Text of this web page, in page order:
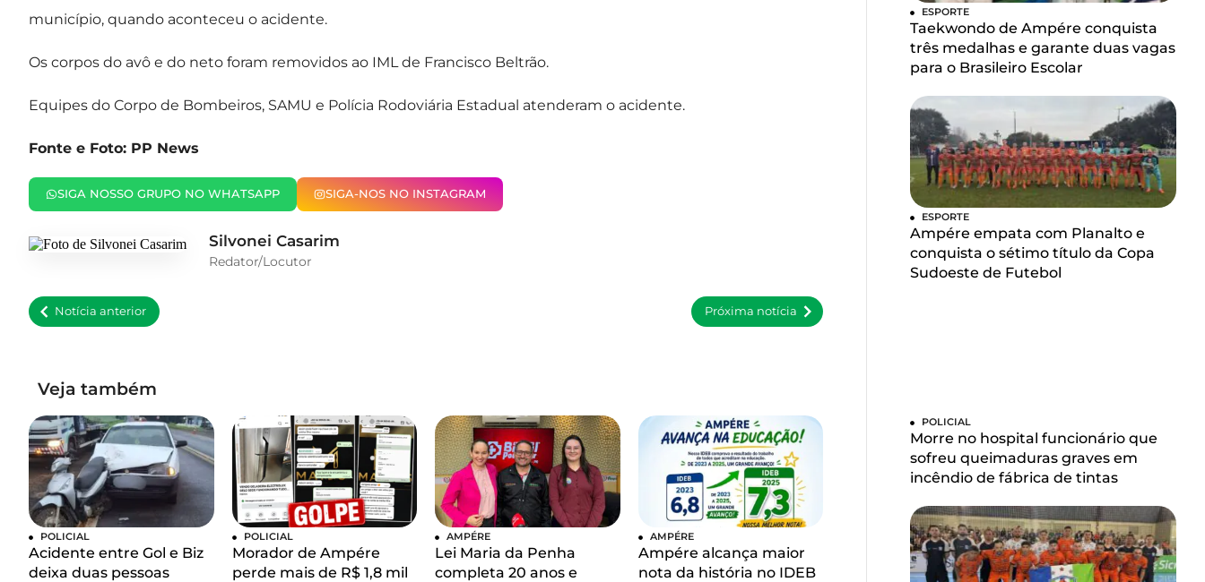
município, quando aconteceu o acidente.
Os corpos do avô e do neto foram removidos ao IML de Francisco Beltrão.
Equipes do Corpo de Bombeiros, SAMU e Polícia Rodoviária Estadual atenderam o acidente.
Fonte e Foto: PP News
SIGA NOSSO GRUPO NO WHATSAPP SIGA-NOS NO INSTAGRAM
Silvonei Casarim
Redator/Locutor
Notícia anterior Próxima notícia
Veja também
POLICIAL
Acidente entre Gol e Biz
deixa duas pessoas
POLICIAL
Morador de Ampére
perde mais de R$ 1,8 mil
AMPÉRE
Lei Maria da Penha
completa 20 anos e
AMPÉRE
Ampére alcança maior
nota da história no IDEB
ESPORTE
Taekwondo de Ampére conquista
três medalhas e garante duas vagas
para o Brasileiro Escolar
ESPORTE
Ampére empata com Planalto e
conquista o sétimo título da Copa
Sudoeste de Futebol
POLICIAL
Morre no hospital funcionário que
sofreu queimaduras graves em
incêndio de fábrica de tintas